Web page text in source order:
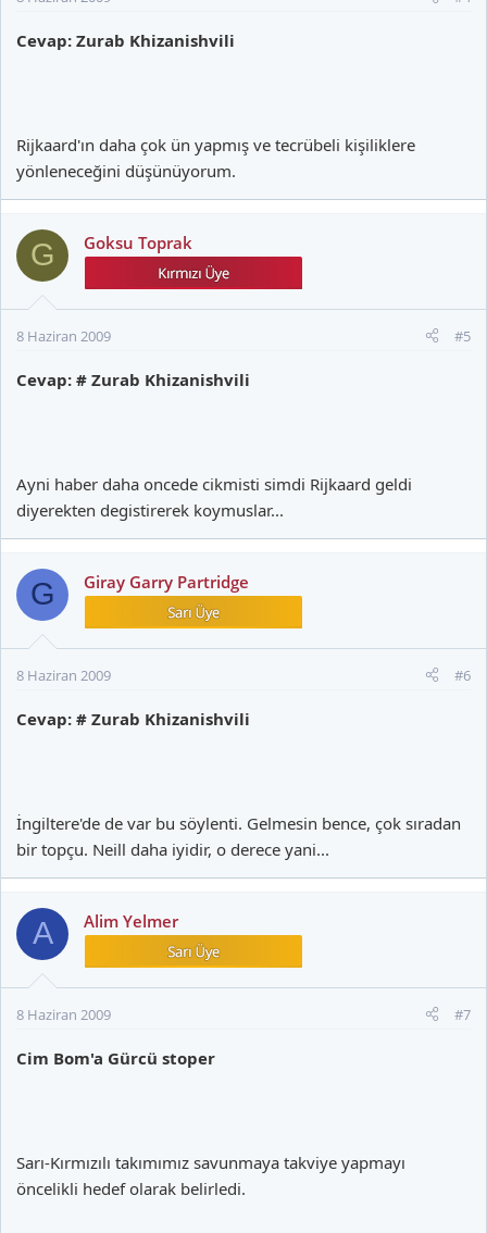
Cevap: Zurab Khizanishvili
Rijkaard'ın daha çok ün yapmış ve tecrübeli kişiliklere
yönleneceğini düşünüyorum.
G Goksu Toprak
8 Haziran 2009 #5
Cevap: # Zurab Khizanishvili
Ayni haber daha oncede cikmisti simdi Rijkaard geldi
diyerekten degistirerek koymuslar...
G Giray Garry Partridge
8 Haziran 2009 #6
Cevap: # Zurab Khizanishvili
İngiltere'de de var bu söylenti. Gelmesin bence, çok sıradan
bir topçu. Neill daha iyidir, o derece yani...
A Alim Yelmer
8 Haziran 2009 #7
Cim Bom'a Gürcü stoper
Sarı-Kırmızılı takımımız savunmaya takviye yapmayı
öncelikli hedef olarak belirledi.